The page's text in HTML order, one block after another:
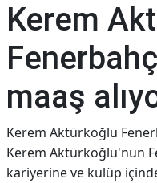
Kerem
maaş
Kerem Aktürkoğlu
Kerem Aktürkoğlu'nun
kariyerine ve kulüp